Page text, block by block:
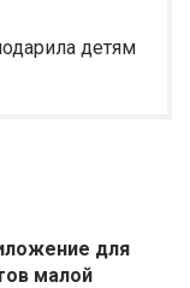
детям
для
малой